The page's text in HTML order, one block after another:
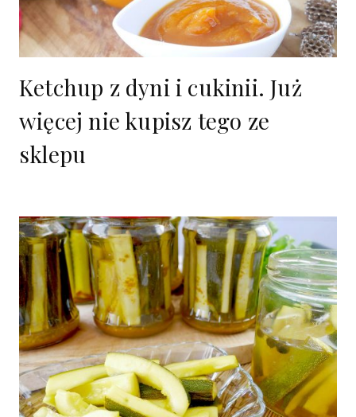
Ketchup z dyni i cukinii. Już
więcej nie kupisz tego ze
sklepu